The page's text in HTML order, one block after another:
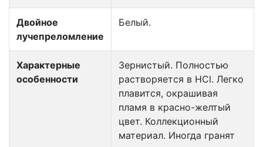
Двойное
лучепреломление
Белый.
Характерные
особенности
Зернистый. Полностью
растворяется в НCl. Легко
плавится, окрашивая
пламя в красно-желтый
цвет. Коллекционный
материал. Иногда гранят